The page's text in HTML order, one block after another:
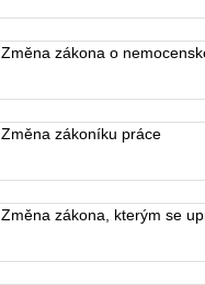
Změna zákona o
Změna zákoníku práce
Změna zákona, kterým se